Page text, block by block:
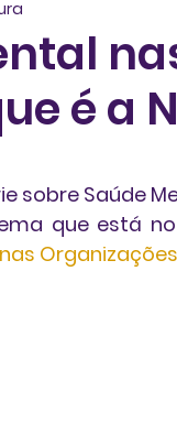
é a
sobre Saúde
que está
Organizações